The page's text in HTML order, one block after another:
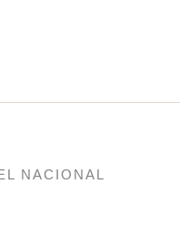
NACIONAL